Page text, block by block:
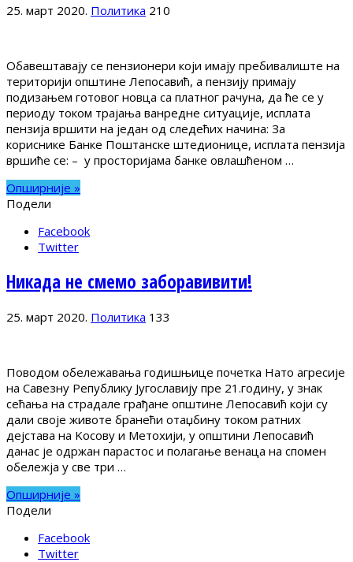
25. март 2020. Политика 210
Обавештавају се пензионери који имају пребивалиште на
територији општине Лепосавић, а пензију примају
подизањем готовог новца са платног рачуна, да ће се у
периоду током трајања ванредне ситуације, исплата
пензија вршити на један од следећих начина: За
кориснике Банке Поштанске штедионице, исплата пензија
вршиће се: – у просторијама банке овлашћеном …
Опширније »
Подели
Facebook
Twitter
Никада не смемо заборавивити!
25. март 2020. Политика 133
Поводом обележавања годишњице почетка Нато агресије
на Савезну Републику Југославију пре 21.годину, у знак
сећања на страдале грађане општине Лепосавић који су
дали своје животе бранећи отаџбину током ратних
дејстава на Kосову и Метохији, у општини Лепосавић
данас је одржан парастос и полагање венаца на спомен
обележја у све три …
Опширније »
Подели
Facebook
Twitter